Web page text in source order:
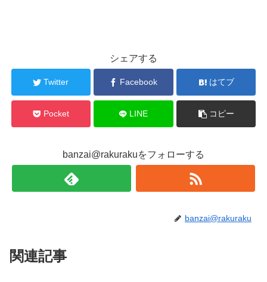
シェアする
Twitter Facebook はてブ
Pocket LINE コピー
banzai@rakurakuをフォローする
banzai@rakuraku
関連記事